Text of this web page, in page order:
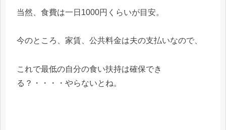
当然、食費は一日1000円くらいが目安。
今のところ、家賃、公共料金は夫の支払いなので、
これで最低の自分の食い扶持は確保でき
る？・・・・やらないとね。